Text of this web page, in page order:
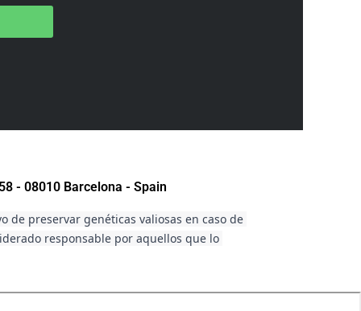
- 08010 Barcelona - Spain
de preservar genéticas valiosas en caso de
responsable por aquellos que lo